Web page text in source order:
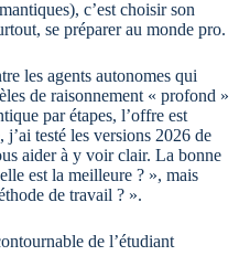
c’est choisir son
se préparer au monde pro.
les agents autonomes qui
de raisonnement « profond »
par étapes, l’offre est
testé les versions 2026 de
aider à y voir clair. La bonne
est la meilleure ? », mais
de travail ? ».
de l’étudiant